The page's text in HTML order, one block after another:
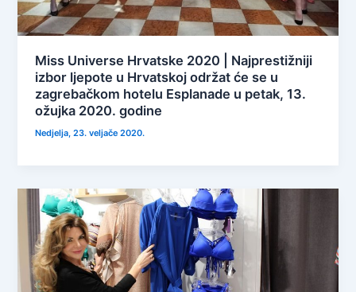
Miss Universe Hrvatske 2020 | Najprestižniji
izbor ljepote u Hrvatskoj održat će se u
zagrebačkom hotelu Esplanade u petak, 13.
ožujka 2020. godine
Nedjelja, 23. veljače 2020.